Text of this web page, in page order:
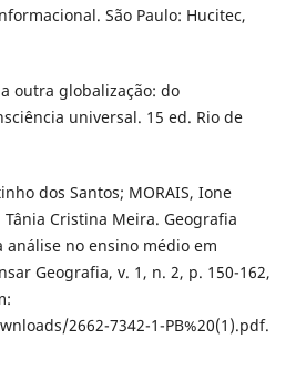
São Paulo: Hucitec,
outra globalização: do
universal. 15 ed. Rio de
dos Santos; MORAIS, Ione
Cristina Meira. Geografia
análise no ensino médio em
Geografia, v. 1, n. 2, p. 150-162,
2662-7342-1-PB%20(1).pdf.